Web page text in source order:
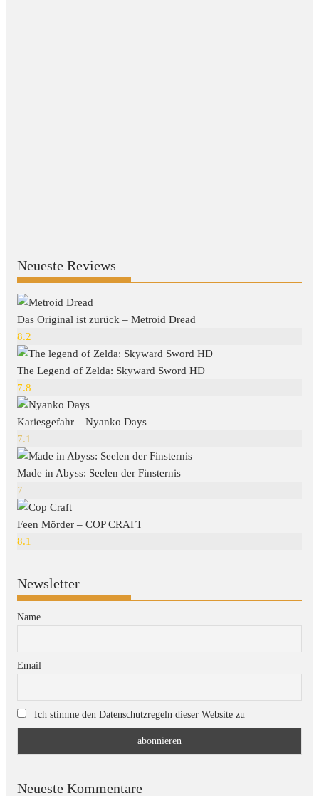
Neueste Reviews
Das Original ist zurück – Metroid Dread
8.2
The Legend of Zelda: Skyward Sword HD
7.8
Kariesgefahr – Nyanko Days
7.1
Made in Abyss: Seelen der Finsternis
7
Feen Mörder – COP CRAFT
8.1
Newsletter
Name
Email
Ich stimme den Datenschutzregeln dieser Website zu
Neueste Kommentare